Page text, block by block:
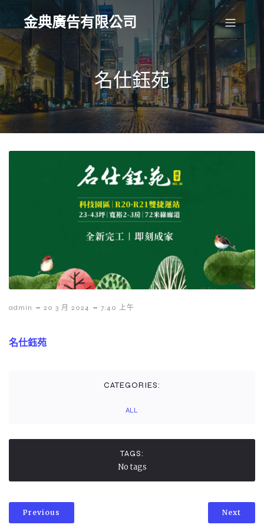
金典廣告有限公司
名仕鈺苑
admin - 20 3 月 2024 - 7:40 上午
名仕鈺苑
CATEGORIES:
ALL
TAGS:
No tags
Previous Next